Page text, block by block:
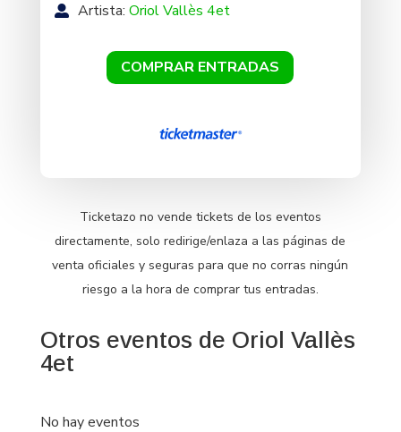
Artista: Oriol Vallès 4et
COMPRAR ENTRADAS
Ticketazo no vende tickets de los eventos
directamente, solo redirige/enlaza a las páginas de
venta oficiales y seguras para que no corras ningún
riesgo a la hora de comprar tus entradas.
Otros eventos de Oriol Vallès
4et
No hay eventos